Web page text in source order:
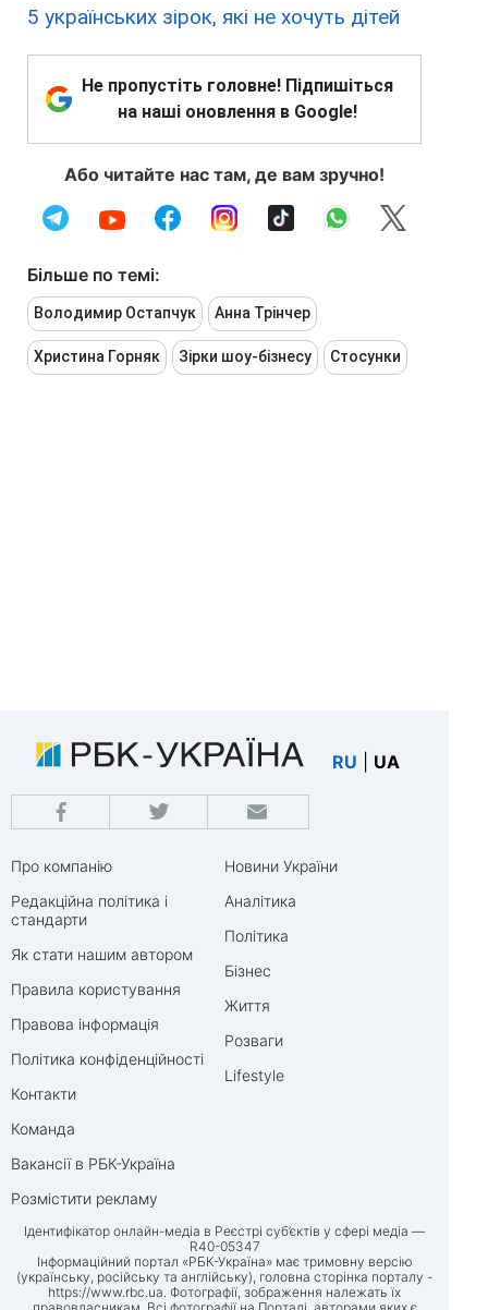
5 українських зірок, які не хочуть дітей
Не пропустіть головне! Підпишіться
на наші оновлення в Google!
Або читайте нас там, де вам зручно!
Більше по темі:
Володимир Остапчук Анна Трінчер
Христина Горняк Зірки шоу-бізнесу Стосунки
RU UA
Про компанію
Редакційна політика і
стандарти
Як стати нашим автором
Правила користування
Правова інформація
Політика конфіденційності
Контакти
Команда
Вакансії в РБК-Україна
Розмістити рекламу
Новини України
Аналітика
Політика
Бізнес
Життя
Розваги
Lifestyle
Ідентифікатор онлайн-медіа в Реєстрі суб’єктів у сфері медіа —
R40-05347
Інформаційний портал «РБК-Україна» має тримовну версію
(українську, російську та англійську), головна сторінка порталу -
https://www.rbc.ua. Фотографії, зображення належать їх